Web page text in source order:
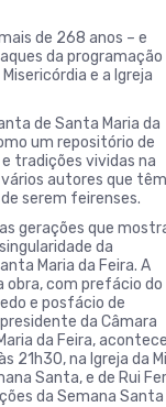
de 268 anos – e
da programação
e a Igreja
de Santa Maria da
um repositório de
tradições vividas na
autores que têm
serem feirenses.
gerações que
da
Maria da Feira. A
com prefácio do
e posfácio de
da Câmara
da Feira, acontece
21h30, na Igreja da
Santa, e de Rui
da Semana